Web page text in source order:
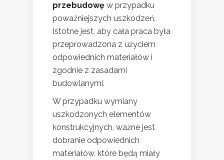
przebudowę w przypadku
poważniejszych uszkodzeń.
Istotne jest, aby cała praca była
przeprowadzona z użyciem
odpowiednich materiałów i
zgodnie z zasadami
budowlanymi.
W przypadku wymiany
uszkodzonych elementów
konstrukcyjnych, ważne jest
dobranie odpowiednich
materiałów, które będą miały